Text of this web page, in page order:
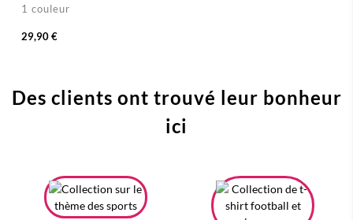
1 couleur
29,90 €
Des clients ont trouvé leur bonheur
ici